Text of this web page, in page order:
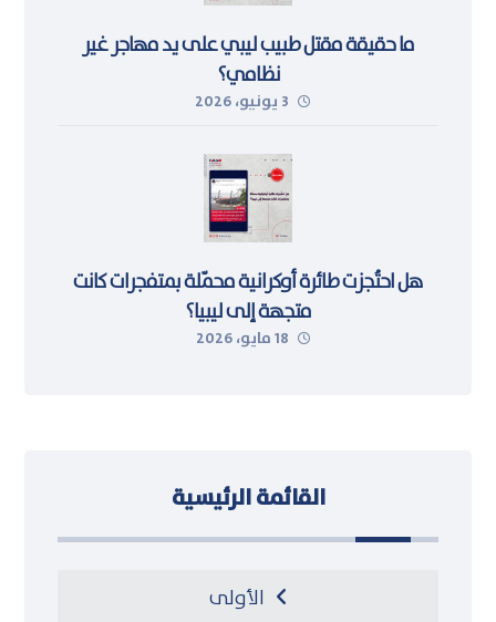
ما حقيقة مقتل طبيب ليبي على يد مهاجر غير
نظامي؟
3 يونيو، 2026
هل احتُجزت طائرة أوكرانية محمّلة بمتفجرات كانت
متجهة إلى ليبيا؟
18 مايو، 2026
القائمة الرئيسية
الأولى